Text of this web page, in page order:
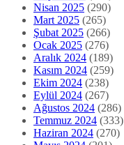
Nisan 2025 (290)
Mart 2025 (265)
Şubat 2025 (266)
Ocak 2025 (276)
Aralık 2024 (189)
Kasım 2024 (259)
Ekim 2024 (238)
Eylül 2024 (267)
Ağustos 2024 (286)
Temmuz 2024 (333)
Haziran 2024 (270)